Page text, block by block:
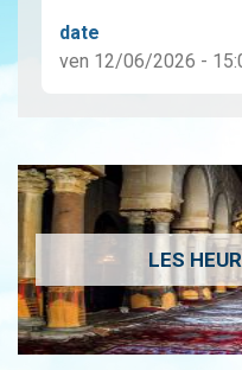
date
ven 12/06/2026 -
LES